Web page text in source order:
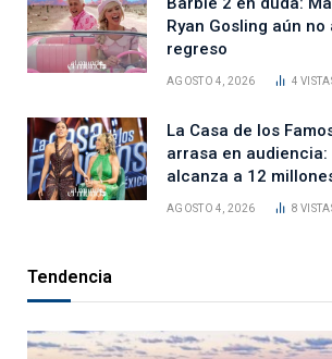
Ryan Gosling aún
regreso
AGOSTO 4, 2026 4
La Casa de los
arrasa en
alcanza a 12
AGOSTO 4, 2026 8
Tendencia